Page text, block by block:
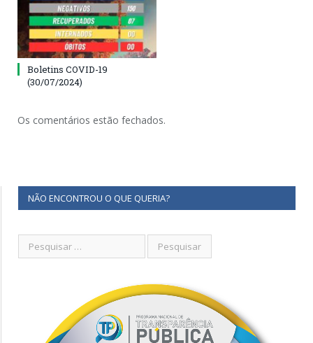
Boletins COVID-19
(30/07/2024)
Os comentários estão fechados.
NÃO ENCONTROU O QUE QUERIA?